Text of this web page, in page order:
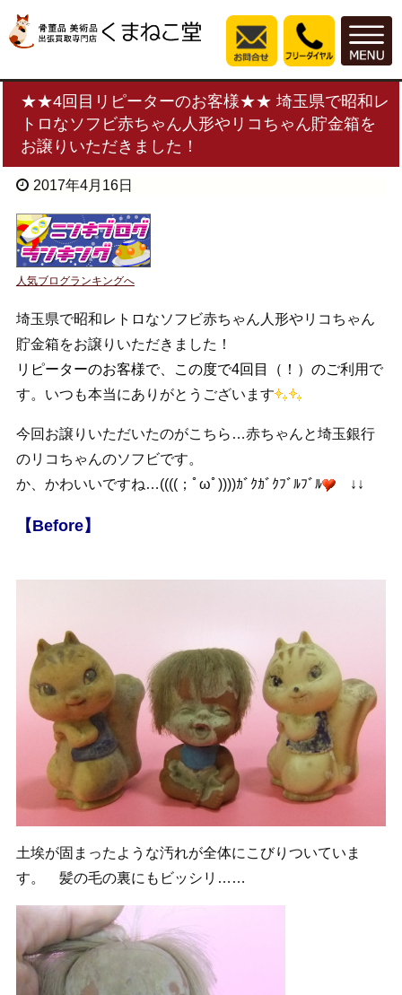
★★4回目リピーターのお客様★★ 埼玉県で昭和レ
トロなソフビ赤ちゃん人形やリコちゃん貯金箱を
お譲りいただきました！
2017年4月16日
人気ブログランキングへ
埼玉県で昭和レトロなソフビ赤ちゃん人形やリコちゃん
貯金箱をお譲りいただきました！
リピーターのお客様で、この度で4回目（！）のご利用で
す。いつも本当にありがとうございます
今回お譲りいただいたのがこちら…赤ちゃんと埼玉銀行
のリコちゃんのソフビです。
か、かわいいですね…((((；ﾟωﾟ))))ｶﾞｸｶﾞｸﾌﾞﾙﾌﾞﾙ
↓↓
【Before】
土埃が固まったような汚れが全体にこびりついていま
す。 髪の毛の裏にもビッシリ……